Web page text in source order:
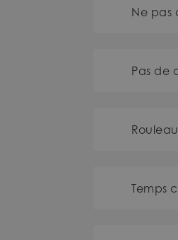
Ne pas
Pas de
Temps